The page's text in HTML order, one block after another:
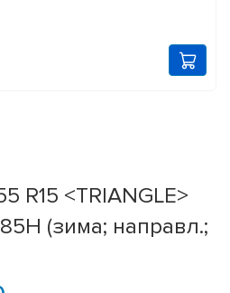
R15 <TRIANGLE>
(зима; направл.;